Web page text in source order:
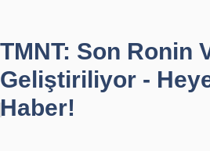
TMNT: Son Ronin
Geliştiriliyor -
Haber!